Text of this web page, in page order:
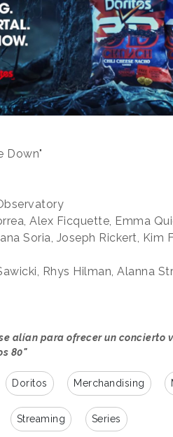
Down"
Alex Ficquette, Emma
Soria, Joseph Rickert, Kim
Rhys Hilman, Alanna
alían para ofrecer un concierto
80"
Doritos Merchandising
Streaming Series